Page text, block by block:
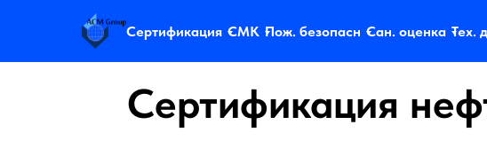
Сертификация СМК Пож. безопасн Сан. оценка Тех.
Сертификация